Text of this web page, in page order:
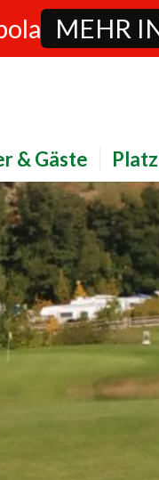
& Gäste
MEHR